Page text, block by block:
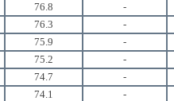
76.8
-
76.3
-
75.9
-
75.2
-
74.7
-
74.1
-